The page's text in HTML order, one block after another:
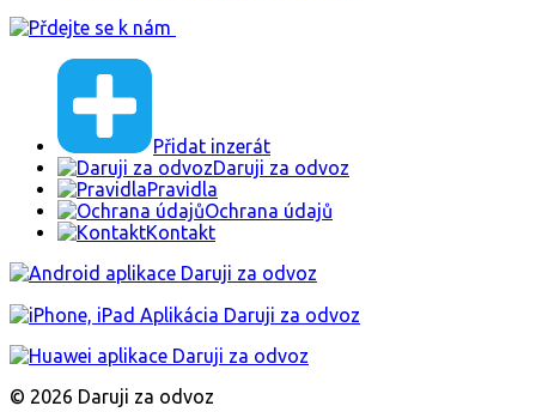
Přidat inzerát
Daruji za odvoz
Pravidla
Ochrana údajů
Kontakt
© 2026 Daruji za odvoz